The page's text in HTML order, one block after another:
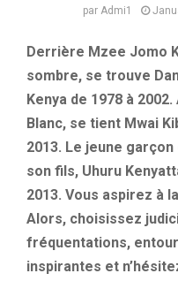
par Admi1
Derrière Mzee Jomo
sombre, se trouve
Kenya de 1978 à
Blanc, se tient Mwai
2013. Le jeune
son fils, Uhuru
2013. Vous aspirez à
Alors, choisissez
fréquentations,
inspirantes et